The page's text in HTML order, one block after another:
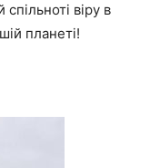
віру в
планеті!